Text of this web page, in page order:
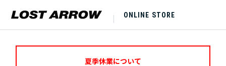
ONLINE STORE
夏季休業について